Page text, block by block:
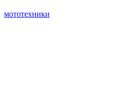
мототехники